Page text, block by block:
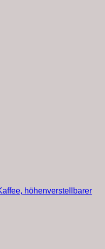
höhenverstellbarer